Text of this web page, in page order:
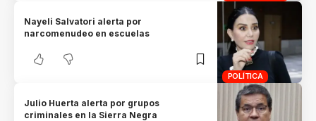
POLÍTICA
Nayeli Salvatori alerta por
narcomenudeo en escuelas
Julio Huerta alerta por grupos
criminales en la Sierra Negra